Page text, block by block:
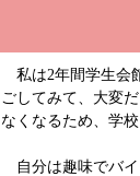
私は2年間学生会
ごしてみて、大変
なくなるため、学
自分は趣味でバイ